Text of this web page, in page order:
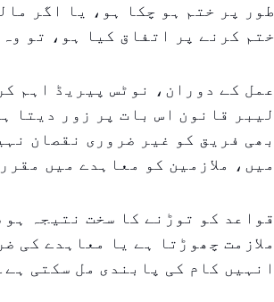
طور پر ختم ہو چکا ہو، یا اگر
ختم کرنے پر اتفاق کیا ہو، تو وہ
عمل کے دوران، نوٹس پیریڈ اہم
لیبر قانون اس بات پر زور دیتا
بھی فریق کو غیر ضروری نقصان
میں، ملازمین کو معاہدے میں
قواعد کو توڑنے کا سخت نتیجہ
ملازمت چھوڑتا ہے یا معاہدے کی
انہیں کام کی پابندی مل سکتی ہے۔